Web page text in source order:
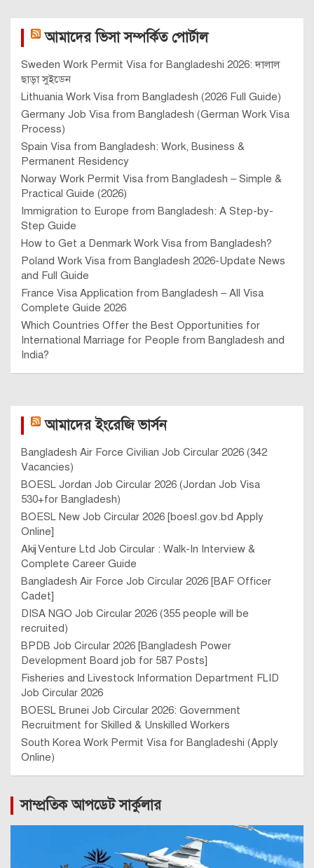
আমাদের ভিসা সম্পর্কিত পোর্টাল
Sweden Work Permit Visa for Bangladeshi 2026: দালাল
ছাড়া সুইডেন
Lithuania Work Visa from Bangladesh (2026 Full Guide)
Germany Job Visa from Bangladesh (German Work Visa
Process)
Spain Visa from Bangladesh: Work, Business &
Permanent Residency
Norway Work Permit Visa from Bangladesh – Simple &
Practical Guide (2026)
Immigration to Europe from Bangladesh: A Step-by-
Step Guide
How to Get a Denmark Work Visa from Bangladesh?
Poland Work Visa from Bangladesh 2026-Update News
and Full Guide
France Visa Application from Bangladesh – All Visa
Complete Guide 2026
Which Countries Offer the Best Opportunities for
International Marriage for People from Bangladesh and
India?
আমাদের ইংরেজি ভার্সন
Bangladesh Air Force Civilian Job Circular 2026 (342
Vacancies)
BOESL Jordan Job Circular 2026 (Jordan Job Visa
530+for Bangladesh)
BOESL New Job Circular 2026 [boesl.gov.bd Apply
Online]
Akij Venture Ltd Job Circular : Walk-In Interview &
Complete Career Guide
Bangladesh Air Force Job Circular 2026 [BAF Officer
Cadet]
DISA NGO Job Circular 2026 (355 people will be
recruited)
BPDB Job Circular 2026 [Bangladesh Power
Development Board job for 587 Posts]
Fisheries and Livestock Information Department FLID
Job Circular 2026
BOESL Brunei Job Circular 2026: Government
Recruitment for Skilled & Unskilled Workers
South Korea Work Permit Visa for Bangladeshi (Apply
Online)
সাম্প্রতিক আপডেট সার্কুলার